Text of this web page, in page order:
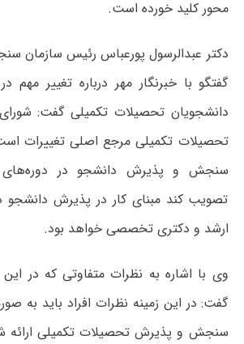
محور کلید خورده است.
دکتر عبدالرسول پورعباس رئیس سازمان
گفتگو با خبرنگار مهر درباره تغییر
دانشجویان تحصیلات تکمیلی گفت:
تحصیلات تکمیلی مرجع اصلی تغییرات
سنجش و پذیرش دانشجو در دوره‌های
تصویب کند مبنای کار در پذیرش دانشجو
ارشد و دکتری تخصصی خواهد بود.
وی با اشاره به نظرات متفاوتی که در این
گفت: در این زمینه نظرات افراد باید به
سنجش و پذیرش تحصیلات تکمیلی ارائه